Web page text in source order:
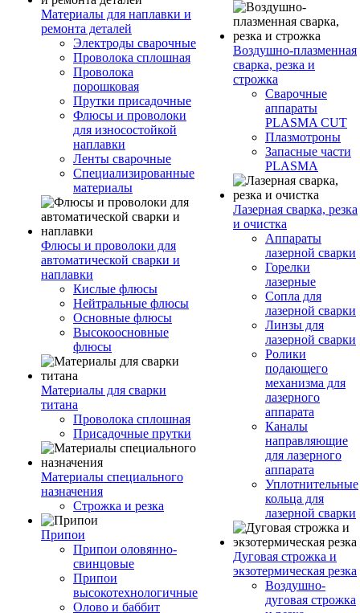
Материалы для наплавки и
ремонта деталей
Электроды сварочные
Проволока сплошная
Проволока
порошковая
Прутки присадочные
Флюсы и проволоки
для износостойкой
наплавки
Ленты сварочные
Специализированные
материалы
Флюсы и проволоки для
автоматической сварки и
наплавки
Кислые флюсы
Нейтральные флюсы
Основные флюсы
Высокоосновные
флюсы
Материалы для сварки
титана
Проволока сплошная
Присадочные прутки
Материалы специального
назначения
Строжка и резка
Припои
Припои оловянно-
свинцовые
Припои
высокотехнологичные
Олово и баббит
Воздушно-плазменная
сварка, резка и
строжка
Сварочные
аппараты
PLASMA CUT
Плазмотроны
Запасные части
PLASMA
Лазерная сварка, резка
и очистка
Аппараты
лазерной сварки
Горелки
лазерные
Сопла для
лазерной сварки
Линзы для
лазерной сварки
Ролики
подающего
механизма для
лазерного
аппарата
Каналы
направляющие
для лазерного
аппарата
Уплотнительные
кольца для
лазерной сварки
Дуговая строжка и
экзотермическая резка
Воздушно-
дуговая строжка